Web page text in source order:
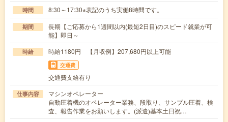
時間 8:30～17:30※表記のうち実働8時間です。
期間
長期【ご応募から1週間以内(最短2日目)のスピード就業が可
能】即日～
時給 時給1180円 【月収例】207,680円以上可能
交通費
交通費支給有り
仕事内容
マシンオペレーター
自動圧着機のオペレーター業務、段取り、サンプル圧着、検
査、報告作業をお願いします。(派遣)基本土日祝…